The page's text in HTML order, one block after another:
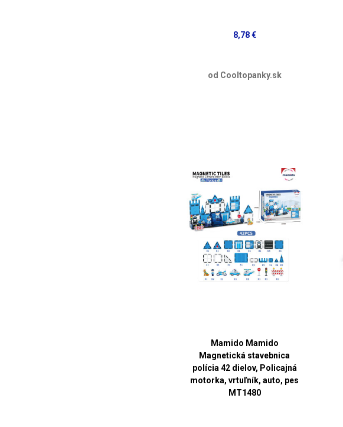
8,78 €
od Cooltopanky.sk
Mamido Mamido
Magnetická stavebnica
polícia 42 dielov, Policajná
motorka, vrtuľník, auto, pes
MT1480